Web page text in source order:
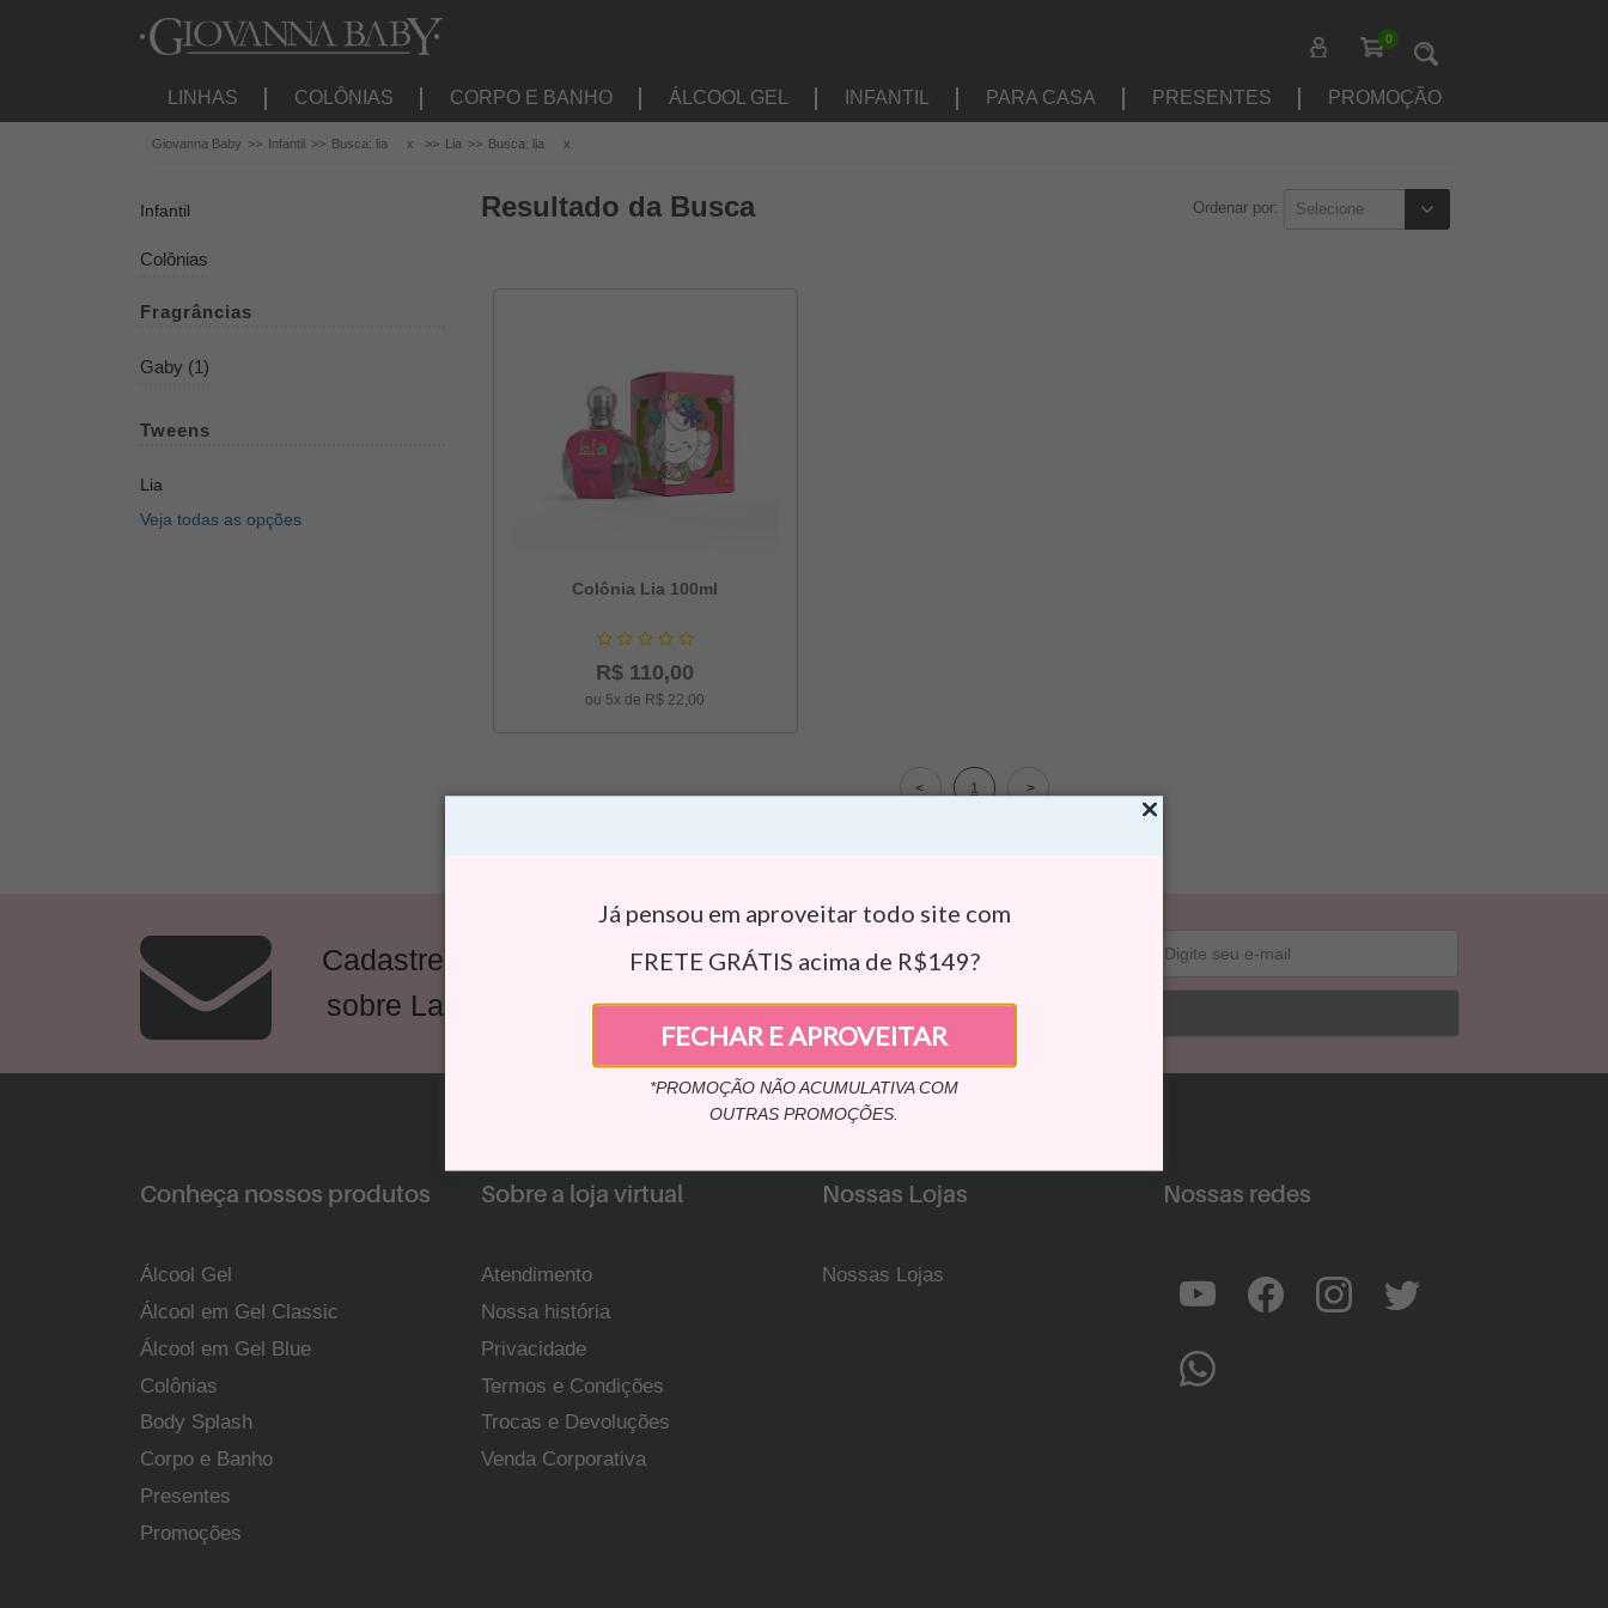
Já pensou em aproveitar todo site com
FRETE GRÁTIS acima de R$149?
FECHAR E APROVEITAR
*PROMOÇÃO NÃO ACUMULATIVA COM
OUTRAS PROMOÇÕES.
0
LINHAS COLÔNIAS CORPO E BANHO ÁLCOOL GEL INFANTIL PARA CASA PRESENTES PROMOÇÃO
Giovanna Baby Infantil Busca: lia x Lia Busca: lia x
Infantil
Colônias
Fragrâncias
Gaby (1)
Tweens
Lia
Veja todas as opções
Resultado da Busca Ordenar por:
Colônia Lia 100ml
R$ 110,00
ou 5x de R$ 22,00
1
Cadastre-se e receba informações
sobre Lançamentos e Promoções
Conheça nossos produtos
Álcool Gel
Álcool em Gel Classic
Álcool em Gel Blue
Colônias
Body Splash
Corpo e Banho
Presentes
Promoções
Sobre a loja virtual
Atendimento
Nossa história
Privacidade
Termos e Condições
Trocas e Devoluções
Venda Corporativa
Nossas Lojas
Nossas Lojas
Nossas redes